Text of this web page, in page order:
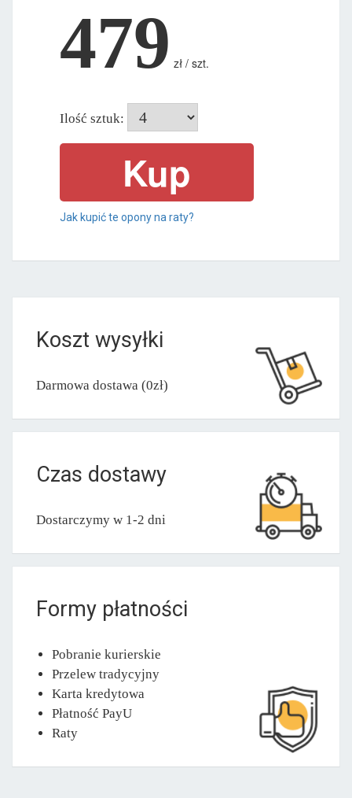
479 zł / szt.
Ilość sztuk:
Jak kupić te opony na raty?
Koszt wysyłki
Darmowa dostawa (0zł)
Czas dostawy
Dostarczymy w 1-2 dni
Formy płatności
Pobranie kurierskie
Przelew tradycyjny
Karta kredytowa
Płatność PayU
Raty